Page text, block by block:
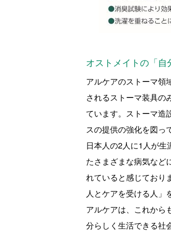
オストメイトの「
アルケアのストーマ領
されるストーマ装具の
ています。ストーマ造
スの提供の強化を図っ
日本人の2人に1 人が生
たさまざまな病気など
れていると感じており
人とケアを受ける人」
アルケアは、これから
分らしく生活できる社